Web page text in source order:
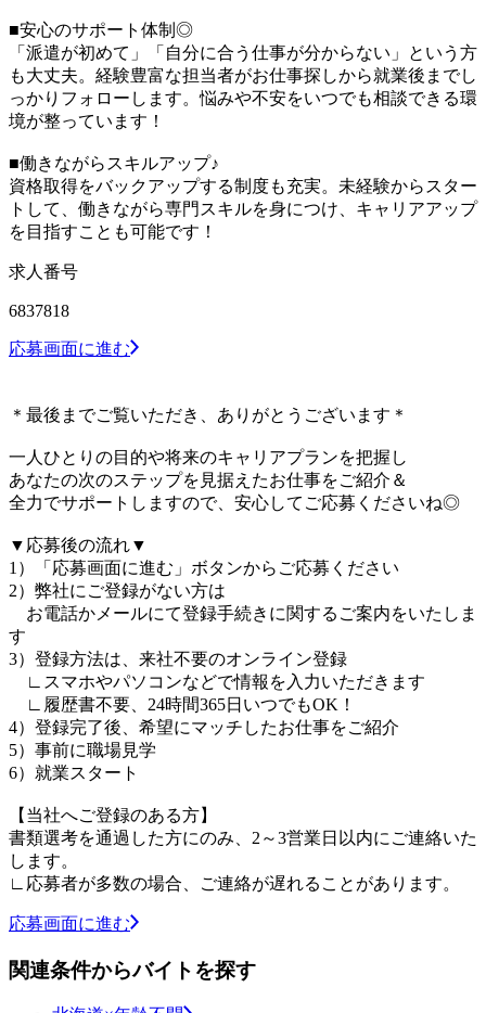
■安心のサポート体制◎
「派遣が初めて」「自分に合う仕事が分からない」という方
も大丈夫。経験豊富な担当者がお仕事探しから就業後までし
っかりフォローします。悩みや不安をいつでも相談できる環
境が整っています！
■働きながらスキルアップ♪
資格取得をバックアップする制度も充実。未経験からスター
トして、働きながら専門スキルを身につけ、キャリアアップ
を目指すことも可能です！
求人番号
6837818
応募画面に進む
＊最後までご覧いただき、ありがとうございます＊
一人ひとりの目的や将来のキャリアプランを把握し
あなたの次のステップを見据えたお仕事をご紹介＆
全力でサポートしますので、安心してご応募くださいね◎
▼応募後の流れ▼
1）「応募画面に進む」ボタンからご応募ください
2）弊社にご登録がない方は
お電話かメールにて登録手続きに関するご案内をいたしま
す
3）登録方法は、来社不要のオンライン登録
∟スマホやパソコンなどで情報を入力いただきます
∟履歴書不要、24時間365日いつでもOK！
4）登録完了後、希望にマッチしたお仕事をご紹介
5）事前に職場見学
6）就業スタート
【当社へご登録のある方】
書類選考を通過した方にのみ、2～3営業日以内にご連絡いた
します。
∟応募者が多数の場合、ご連絡が遅れることがあります。
応募画面に進む
関連条件からバイトを探す